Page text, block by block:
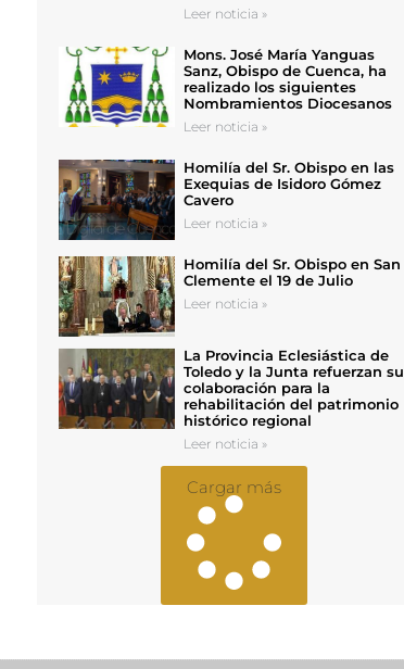
Leer noticia »
Mons. José María Yanguas
Sanz, Obispo de Cuenca, ha
realizado los siguientes
Nombramientos Diocesanos
Leer noticia »
Homilía del Sr. Obispo en las
Exequias de Isidoro Gómez
Cavero
Leer noticia »
Homilía del Sr. Obispo en San
Clemente el 19 de Julio
Leer noticia »
La Provincia Eclesiástica de
Toledo y la Junta refuerzan su
colaboración para la
rehabilitación del patrimonio
histórico regional
Leer noticia »
Cargar más